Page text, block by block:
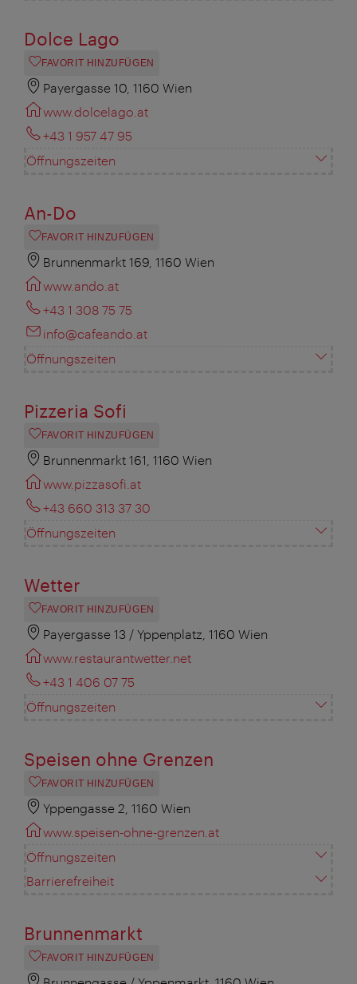
Dolce Lago
FAVORIT HINZUFÜGEN
Payergasse 10, 1160 Wien
www.dolcelago.at
+43 1 957 47 95
Öffnungszeiten
An-Do
FAVORIT HINZUFÜGEN
Brunnenmarkt 169, 1160 Wien
www.ando.at
+43 1 308 75 75
info@cafeando.at
Öffnungszeiten
Pizzeria Sofi
FAVORIT HINZUFÜGEN
Brunnenmarkt 161, 1160 Wien
www.pizzasofi.at
+43 660 313 37 30
Öffnungszeiten
Wetter
FAVORIT HINZUFÜGEN
Payergasse 13 / Yppenplatz, 1160 Wien
www.restaurantwetter.net
+43 1 406 07 75
Öffnungszeiten
Speisen ohne Grenzen
FAVORIT HINZUFÜGEN
Yppengasse 2, 1160 Wien
www.speisen-ohne-grenzen.at
Öffnungszeiten
Barrierefreiheit
Brunnenmarkt
FAVORIT HINZUFÜGEN